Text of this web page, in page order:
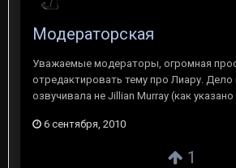
1
Модераторская
Уважаемые модераторы, огромная
отредактировать тему про Лиару.
озвучивала не Jillian Murray (как
6 сентября, 2010